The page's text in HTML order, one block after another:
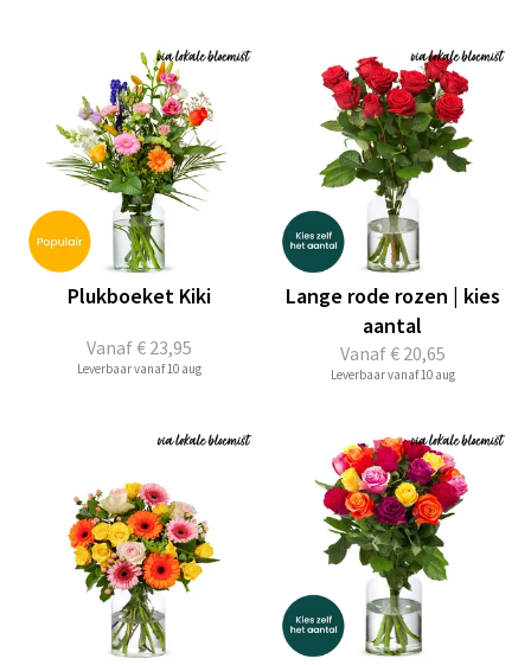
Vanaf€ 23,95
Plukboeket Kiki
Leverbaar vanaf 10 aug
Vanaf€ 20,65
Lange rode rozen | kies
aantal
Leverbaar vanaf 10 aug